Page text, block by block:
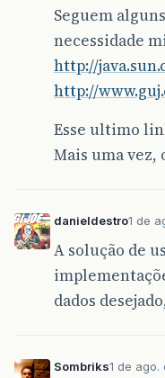
Seguem
necessidade
http://
http://
Esse ultimo
Mais uma vez,
danieldestro1 de
A solução de
dados
Sombriks1 de ago.